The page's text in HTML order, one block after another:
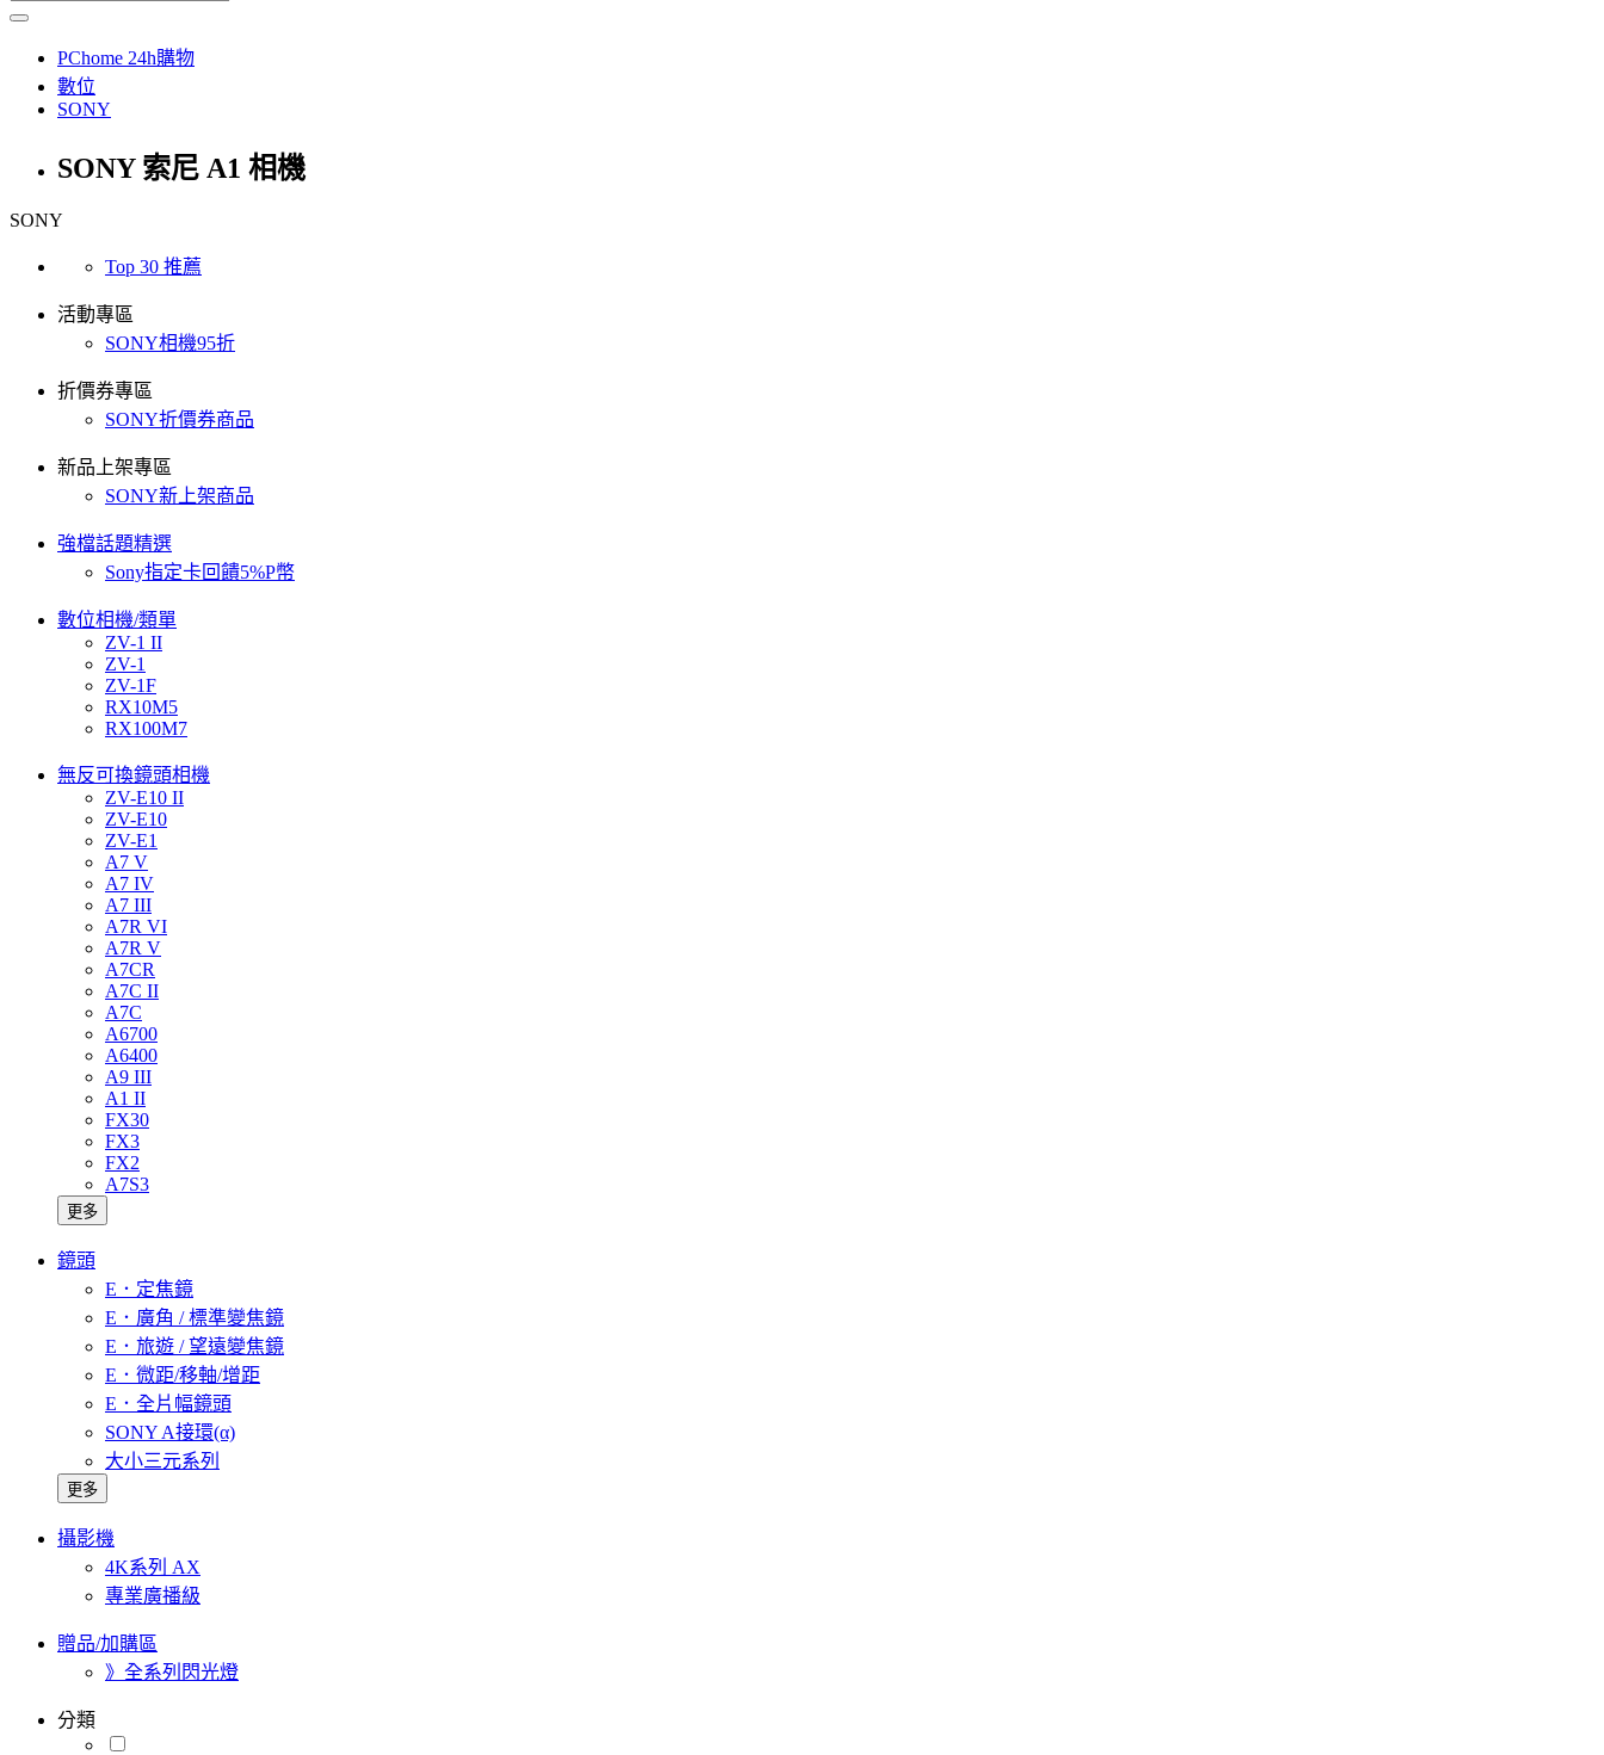
PChome 24h購物
數位
SONY
SONY 索尼 A1 相機
SONY
Top 30 推薦
活動專區
SONY相機95折
折價券專區
SONY折價券商品
新品上架專區
SONY新上架商品
強檔話題精選
Sony指定卡回饋5%P幣
數位相機/類單
ZV-1 II
ZV-1
ZV-1F
RX10M5
RX100M7
無反可換鏡頭相機
ZV-E10 II
ZV-E10
ZV-E1
A7 V
A7 IV
A7 III
A7R VI
A7R V
A7CR
A7C II
A7C
A6700
A6400
A9 III
A1 II
FX30
FX3
FX2
A7S3
更多
鏡頭
E．定焦鏡
E．廣角 / 標準變焦鏡
E．旅遊 / 望遠變焦鏡
E．微距/移軸/增距
E．全片幅鏡頭
SONY A接環(α)
大小三元系列
更多
攝影機
4K系列 AX
專業廣播級
贈品/加購區
》全系列閃光燈
分類